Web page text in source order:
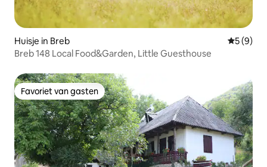
Huisje in Breb
5 (9)
Breb 148 Local Food&Garden, Little Guesthouse
Favoriet van gasten
Favoriet van gasten